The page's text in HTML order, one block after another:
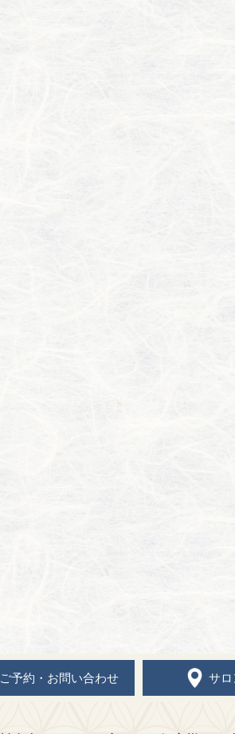
ご予約・お問い合わせ サロ